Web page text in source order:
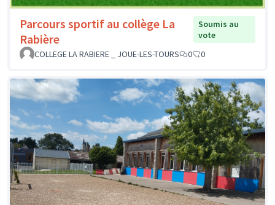
Parcours sportif au collège La
Rabière
Soumis au
vote
COLLEGE LA RABIERE _ JOUE-LES-TOURS
0 0